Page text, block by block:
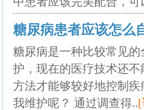
糖尿病患者应该怎么
糖尿病是一种比较常见
护，现在的医疗技术还
方法才能够较好地控制
我维护呢？ 通过调查得..[